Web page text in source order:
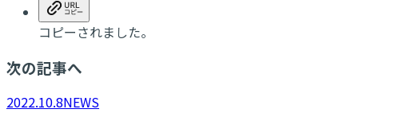
コピーされました。
次の記事へ
2022.10.8NEWS